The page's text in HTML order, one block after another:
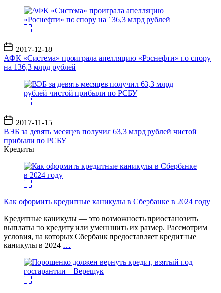
Дата
записи
2017-12-18
АФК «Система» проиграла апелляцию «Роснефти» по спору
на 136,3 млрд рублей
Дата
записи
2017-11-15
ВЭБ за девять месяцев получил 63,3 млрд рублей чистой
прибыли по РСБУ
Кредиты
Как оформить кредитные каникулы в Сбербанке в 2024 году
Кредитные каникулы — это возможность приостановить
выплаты по кредиту или уменьшить их размер. Рассмотрим
условия, на которых Сбербанк предоставляет кредитные
каникулы в 2024 …